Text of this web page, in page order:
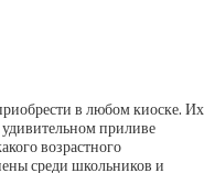
в любом киоске. Их
приливе
возрастного
среди школьников и